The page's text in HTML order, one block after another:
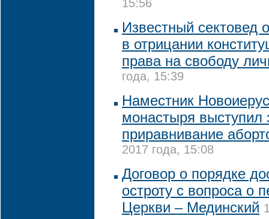
15:56
Известный сектовед
в отрицании
права на свободу
года, 15:39
Наместник
монастыря выступил
приравнивание
2017 года, 15:08
Договор о порядке
остроту с вопроса о
Церкви – Мединский